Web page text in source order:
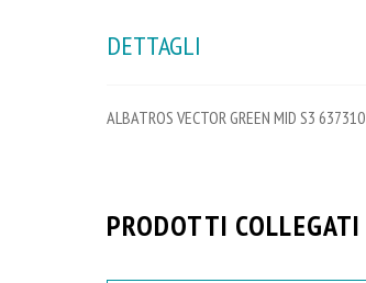
DETTAGLI
ALBATROS VECTOR GREEN MID S3 637310
PRODOTTI COLLEGATI